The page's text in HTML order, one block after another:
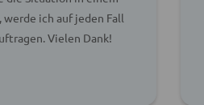
ich auf jeden Fall
Vielen Dank!